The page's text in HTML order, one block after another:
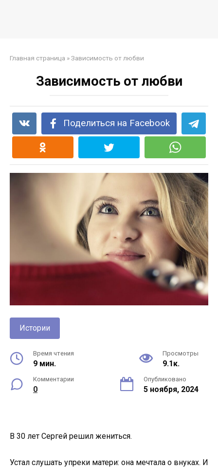
Главная страница »Зависимость от любви
Зависимость от любви
Поделиться на Facebook
Истории
Время чтения
9 мин.
Просмотры
9.1к.
Комментарии
0
Опубликовано
5 ноября, 2024
В 30 лет Сергей решил жениться.
Устал слушать упреки матери: она мечтала о внуках. И